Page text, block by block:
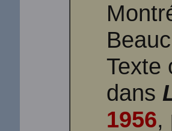
Texte
dans
1956,